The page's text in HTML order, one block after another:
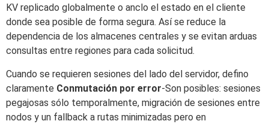
KV replicado globalmente o anclo el estado en el cliente
donde sea posible de forma segura. Así se reduce la
dependencia de los almacenes centrales y se evitan arduas
consultas entre regiones para cada solicitud.
Cuando se requieren sesiones del lado del servidor, defino
claramente Conmutación por error-Son posibles: sesiones
pegajosas sólo temporalmente, migración de sesiones entre
nodos y un fallback a rutas minimizadas pero en